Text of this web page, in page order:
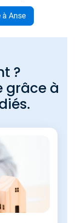
à Anse
?
grâce à